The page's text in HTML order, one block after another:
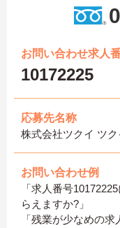
お問い合わせ求人
10172225
応募先名称
株式会社ツクイ ツ
お問い合わせ例
「求人番号
らえますか?」
「残業が少なめの